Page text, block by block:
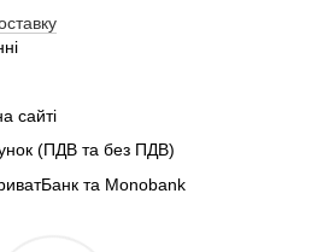
сайті
(ПДВ та без ПДВ)
та Monobank